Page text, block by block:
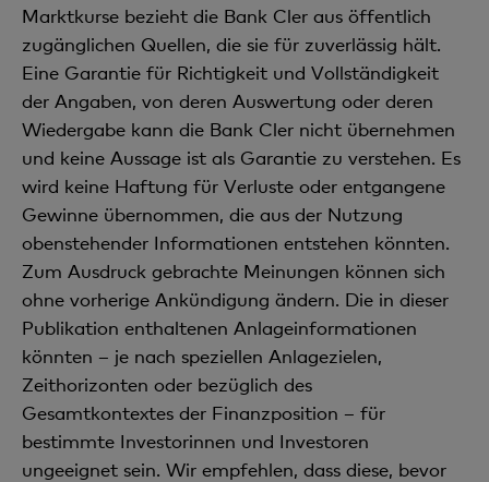
Marktkurse bezieht die Bank Cler aus öffentlich
zugänglichen Quellen, die sie für zuverlässig hält.
Eine Garantie für Richtigkeit und Vollständigkeit
der Angaben, von deren Auswertung oder deren
Wiedergabe kann die Bank Cler nicht übernehmen
und keine Aussage ist als Garantie zu verstehen. Es
wird keine Haftung für Verluste oder entgangene
Gewinne übernommen, die aus der Nutzung
obenstehender Informationen entstehen könnten.
Zum Ausdruck gebrachte Meinungen können sich
ohne vorherige Ankündigung ändern. Die in dieser
Publikation enthaltenen Anlageinformationen
könnten – je nach speziellen Anlagezielen,
Zeithorizonten oder bezüglich des
Gesamtkontextes der Finanzposition – für
bestimmte Investorinnen und Investoren
ungeeignet sein. Wir empfehlen, dass diese, bevor